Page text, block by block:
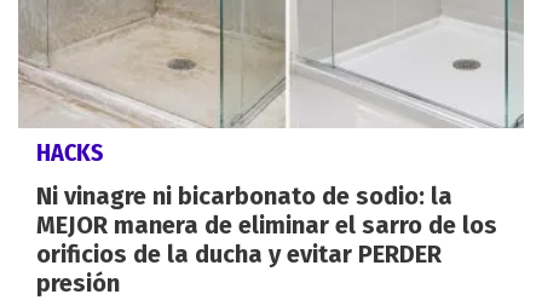
HACKS
Ni vinagre ni bicarbonato de sodio: la
MEJOR manera de eliminar el sarro de los
orificios de la ducha y evitar PERDER
presión